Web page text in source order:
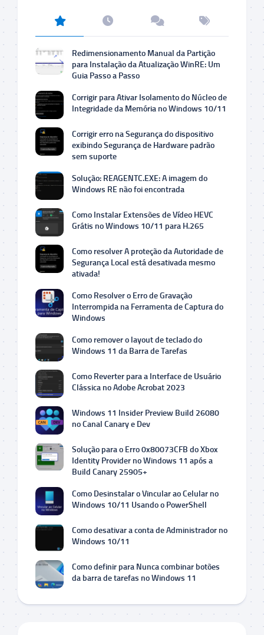
Redimensionamento Manual da Partição
para Instalação da Atualização WinRE: Um
Guia Passo a Passo
Corrigir para Ativar Isolamento do Núcleo de
Integridade da Memória no Windows 10/11
Corrigir erro na Segurança do dispositivo
exibindo Segurança de Hardware padrão
sem suporte
Solução: REAGENTC.EXE: A imagem do
Windows RE não foi encontrada
Como Instalar Extensões de Vídeo HEVC
Grátis no Windows 10/11 para H.265
Como resolver A proteção da Autoridade de
Segurança Local está desativada mesmo
ativada!
Como Resolver o Erro de Gravação
Interrompida na Ferramenta de Captura do
Windows
Como remover o layout de teclado do
Windows 11 da Barra de Tarefas
Como Reverter para a Interface de Usuário
Clássica no Adobe Acrobat 2023
Windows 11 Insider Preview Build 26080
no Canal Canary e Dev
Solução para o Erro 0x80073CFB do Xbox
Identity Provider no Windows 11 após a
Build Canary 25905+
Como Desinstalar o Vincular ao Celular no
Windows 10/11 Usando o PowerShell
Como desativar a conta de Administrador no
Windows 10/11
Como definir para Nunca combinar botões
da barra de tarefas no Windows 11